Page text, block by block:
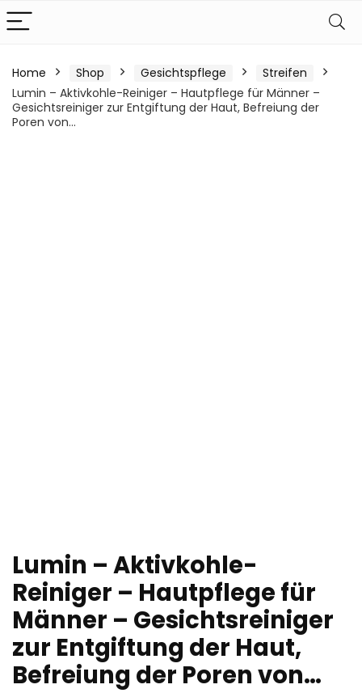
Home Shop Gesichtspflege
Streifen
Lumin – Aktivkohle-Reiniger – Hautpflege für Männer –
Gesichtsreiniger zur Entgiftung der Haut, Befreiung der
Poren von…
Lumin – Aktivkohle-
Reiniger – Hautpflege für
Männer – Gesichtsreiniger
zur Entgiftung der Haut,
Befreiung der Poren von…